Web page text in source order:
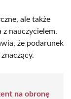
ale także
nauczycielem.
że podarunek
na obronę